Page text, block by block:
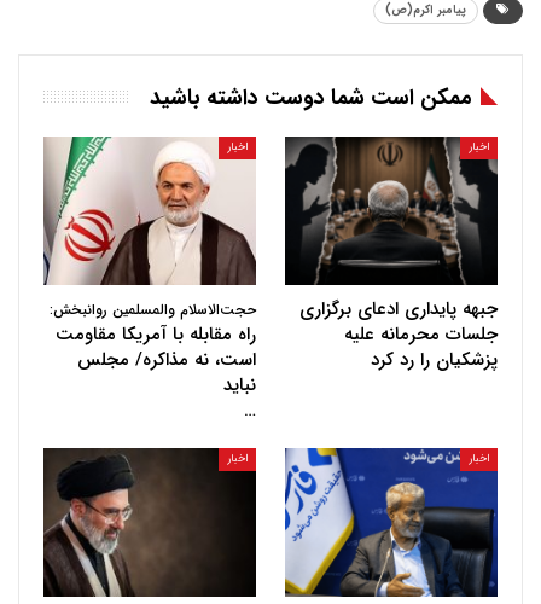
پیامبر اکرم(ص)
ممکن است شما دوست داشته باشید
اخبار
جبهه پایداری ادعای برگزاری
جلسات محرمانه علیه
پزشکیان را رد کرد
اخبار
حجت‌الاسلام والمسلمین روانبخش:
راه مقابله با آمریکا مقاومت
است، نه مذاکره/ مجلس
نباید
…
اخبار اخبار